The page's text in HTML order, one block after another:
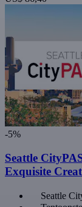
-5%
Seattle
Exquisite
Seattle